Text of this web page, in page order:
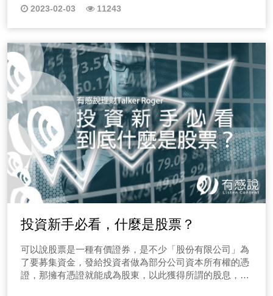
2023-02-03 11243
投資新手必看，什麼是股票？
可以說股票是一種有價證券，是不少「股份有限公司」為
了要募集資金，發給投資者做為部分公司資本所有權的憑
證，那擁有憑證就能成為股東，以此獲得所謂的股息，那